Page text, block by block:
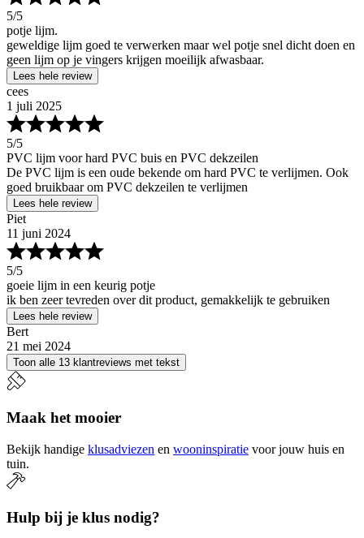
5/5
potje lijm.
geweldige lijm goed te verwerken maar wel potje snel dicht doen en
geen lijm op je vingers krijgen moeilijk afwasbaar.
Lees hele review
cees
1 juli 2025
5/5
PVC lijm voor hard PVC buis en PVC dekzeilen
De PVC lijm is een oude bekende om hard PVC te verlijmen. Ook
goed bruikbaar om PVC dekzeilen te verlijmen
Lees hele review
Piet
11 juni 2024
5/5
goeie lijm in een keurig potje
ik ben zeer tevreden over dit product, gemakkelijk te gebruiken
Lees hele review
Bert
21 mei 2024
Toon alle 13 klantreviews met tekst
Maak het mooier
Bekijk handige klusadviezen en wooninspiratie voor jouw huis en
tuin.
Hulp bij je klus nodig?